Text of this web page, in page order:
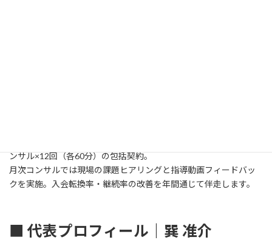
ンサル×12回（各60分）の包括契約。
月次コンサルでは現場の課題ヒアリングと指導動画フィードバッ
クを実施。入会転換率・継続率の改善を年間通じて伴走します。
■ 代表プロフィール｜巽 准介